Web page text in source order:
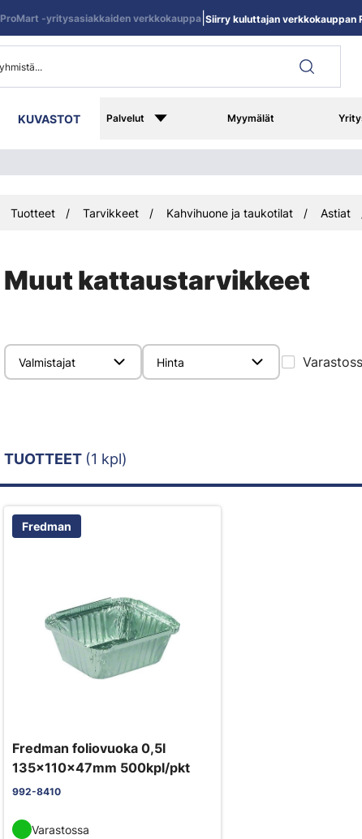
KUVASTOT Palvelut Myymälät
ProMart -yritysasiakkaiden verkkokauppa| Siirry kuluttajan verkkokauppan
Tuotteet Tarvikkeet Kahvihuone ja taukotilat Astiat
Muut kattaustarvikkeet
Valmistajat Hinta
TUOTTEET (1 kpl)
Fredman
Fredman foliovuoka 0,5l
135x110x47mm 500kpl/pkt
992-8410
Varastossa